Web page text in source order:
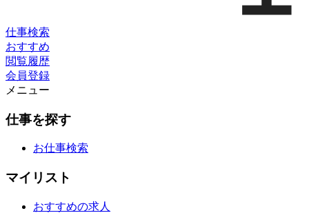
仕事検索
おすすめ
閲覧履歴
会員登録
メニュー
仕事を探す
お仕事検索
マイリスト
おすすめの求人